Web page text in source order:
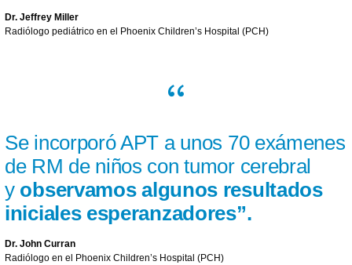
Dr. Jeffrey Miller
Radiólogo pediátrico en el Phoenix Children’s Hospital (PCH)
Se incorporó APT a unos 70 exámenes
de RM de niños con tumor cerebral
y observamos algunos resultados
iniciales esperanzadores”.
Dr. John Curran
Radiólogo en el Phoenix Children’s Hospital (PCH)